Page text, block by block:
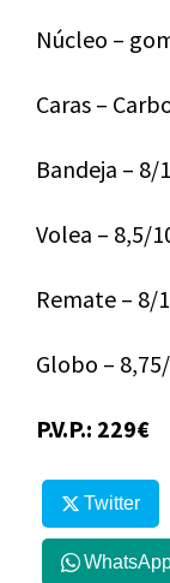
Núcleo –
Caras –
Bandeja – 8/
Volea – 8,5/
Remate – 8/
Globo –
P.V.P.: 229€
Twitter